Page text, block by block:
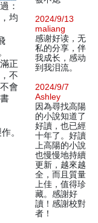
：
均
正
不
會
。
2024/9/13
maliang
感谢好读，无
私的分享，伴
我成长，感动
到我泪流。
2024/9/7
Ashley
因為尋找高陽
的小說知道了
好讀，也已經
十年了。好讀
上高陽的小說
也慢慢地持續
更新，越來越
全，而且質量
上佳，值得珍
藏。感謝好
讀！感謝校對
者！